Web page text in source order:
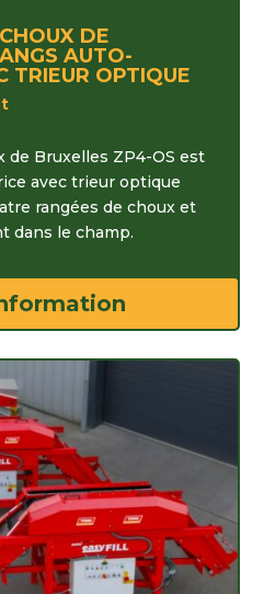
DE
AUTO-
TRIEUR OPTIQUE
de Bruxelles ZP4-OS est
avec trieur optique
rangées de choux et
dans le champ.